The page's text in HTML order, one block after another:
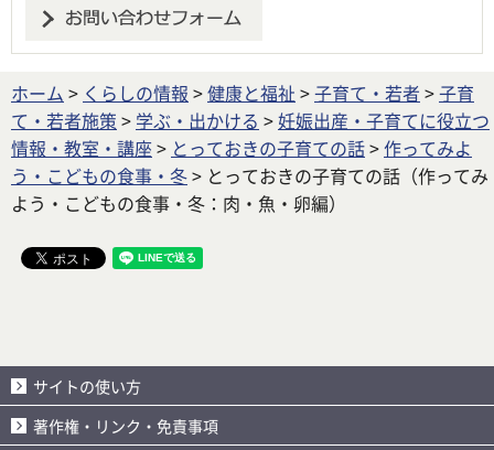
ホーム > くらしの情報 >健康と福祉 >子育て・若者 >子育
て・若者施策 > 学ぶ・出かける >妊娠出産・子育てに役立つ
情報・教室・講座> とっておきの子育ての話>作ってみよ
う・こどもの食事・冬> とっておきの子育ての話（作ってみ
よう・こどもの食事・冬：肉・魚・卵編）
サイトの使い方
著作権・リンク・免責事項